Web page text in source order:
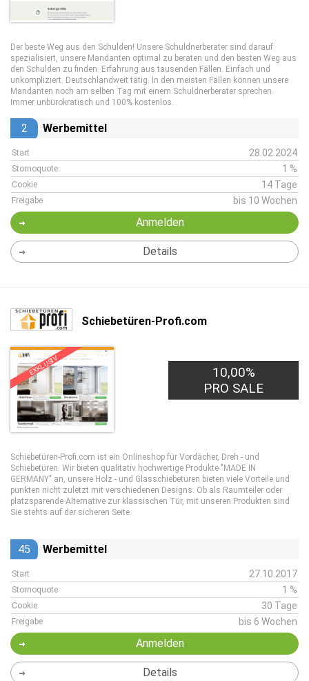
Der beste Weg aus den Schulden! Unsere Schuldnerberater sind darauf
spezialisiert, unsere Mandanten optimal zu beraten und den besten Weg aus
den Schulden zu finden. Erfahrung aus tausenden Fällen. Einfach und
unkompliziert. Deutschlandweit tätig. In den meisten Fällen können unsere
Mandanten noch am selben Tag mit einem Schuldnerberater sprechen.
Immer unbürokratisch und 100% kostenlos.
2 Werbemittel
Start 28.02.2024
Stornoquote 1 %
Cookie 14 Tage
Freigabe bis 10 Wochen
Anmelden
Details
Schiebetüren-Profi.com
EXKLUSIV
10,00%
PRO SALE
Schiebetüren-Profi.com ist ein Onlineshop für Vordächer, Dreh - und
Schiebetüren. Wir bieten qualitativ hochwertige Produkte "MADE IN
GERMANY" an, unsere Holz - und Glasschiebetüren bieten viele Vorteile und
punkten nicht zuletzt mit verschiedenen Designs. Ob als Raumteiler oder
platzsparende Alternative zur klassischen Tür, mit unseren Produkten sind
Sie stehts auf der sicheren Seite.
45 Werbemittel
Start 27.10.2017
Stornoquote 1 %
Cookie 30 Tage
Freigabe bis 6 Wochen
Anmelden
Details